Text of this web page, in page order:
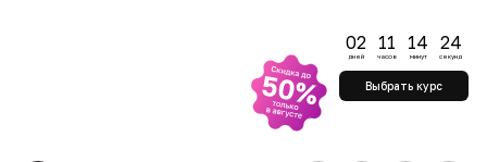
02
дней
11
часов
14
минут
23
секунд
Выбрать курс